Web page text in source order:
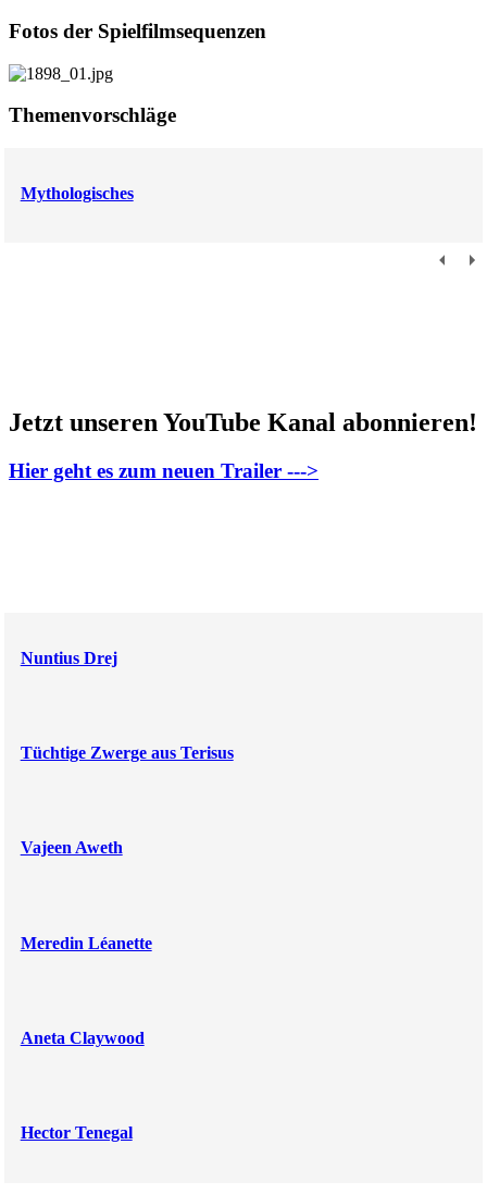
Fotos der Spielfilmsequenzen
Themenvorschläge
Mythologisches
Jetzt unseren YouTube Kanal abonnieren!
Hier geht es zum neuen Trailer --->
Nuntius Drej
Tüchtige Zwerge aus Terisus
Vajeen Aweth
Meredin Léanette
Aneta Claywood
Hector Tenegal